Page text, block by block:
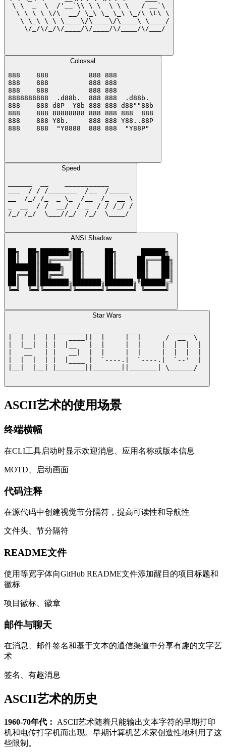
\ \  _  \  /'__`\\ \ \  \ \ \   / __`\
  \ \ \ \ \/\  __/ \_\ \_ \_\ \_/\ \L\ \
   \ \_\ \_\ \____\/\____\/\____\ \____/
    \/_/\/_/\/____/\/____/\/____/\/___/
Colossal
888    888          888 888
888    888          888 888
888    888          888 888
8888888888  .d88b.  888 888  .d88b.
888    888 d8P  Y8b 888 888 d88""88b
888    888 88888888 888 888 888  888
888    888 Y8b.     888 888 Y88..88P
888    888  "Y8888  888 888  "Y88P"
Speed
___  / / /_______  /__  /_____
__  /_/ /_  _ \_  /__  /_  __ \
_  __  / /  __/  / _  / / /_/ /
/_/ /_/  \___//_/  /_/  \____/
ANSI Shadow
██╗  ██╗███████╗██╗     ██╗      ██████╗
██║  ██║██╔════╝██║     ██║     ██╔═══██╗
███████║█████╗  ██║     ██║     ██║   ██║
██╔══██║██╔══╝  ██║     ██║     ██║   ██║
██║  ██║███████╗███████╗███████╗╚██████╔╝
╚═╝  ╚═╝╚══════╝╚══════╝╚══════╝ ╚═════╝
Star Wars
|  |  |  | |   ____||  |     |  |      /  __  \
|  |  |  | |  |____ |  `----.|  `----.|  `--'  |
|__|  |__| |_______||_______||_______| \______/
ASCII艺术的使用场景
终端横幅
在CLI工具启动时显示欢迎消息、应用名称或版本信息
MOTD、启动画面
代码注释
在源代码中创建视觉节分隔符，提高可读性和导航性
文件头、节分隔符
README文件
使用等宽字体向GitHub README文件添加醒目的项目标题和
徽标
项目徽标、徽章
邮件与聊天
在消息、邮件签名和基于文本的通信渠道中分享有趣的文字艺
术
签名、有趣消息
ASCII艺术的历史
1960-70年代：
ASCII艺术随着只能输出文本字符的早期打印
机和电传打字机而出现。早期计算机艺术家创造性地利用了这
些限制。